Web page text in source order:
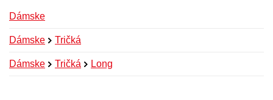
Dámske
Dámske Tričká
Dámske Tričká Long